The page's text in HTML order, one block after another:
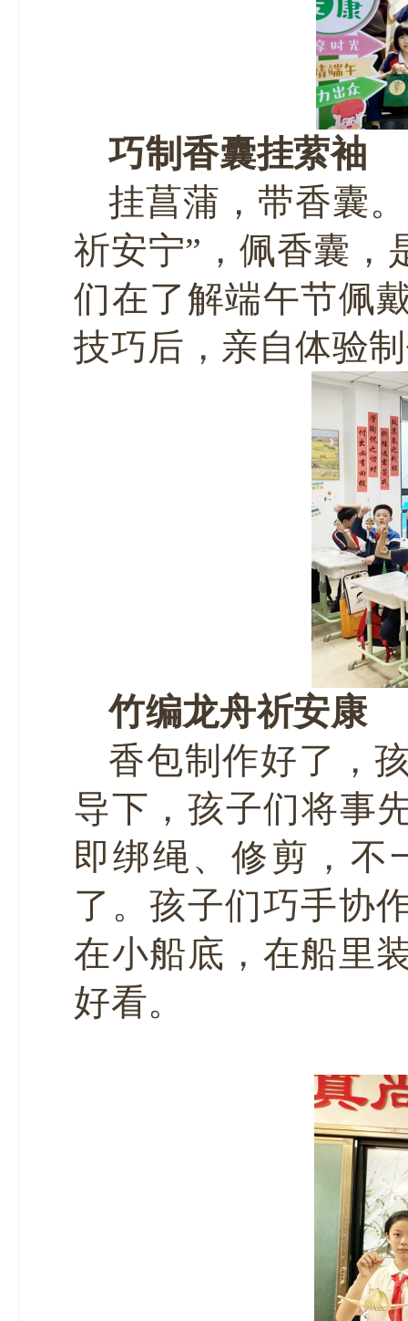
巧制香囊挂萦袖
挂菖蒲，带香囊
祈安宁”，佩香囊，
们在了解端午节佩
技巧后，亲自体验
竹编龙舟祈安康
香包制作好了，
导下，孩子们将事
即绑绳、修剪，不
了。孩子们巧手协
在小船底，在船里
好看。